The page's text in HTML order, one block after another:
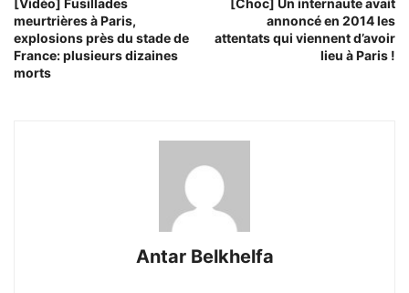
[Vidéo] Fusillades
meurtrières à Paris,
explosions près du stade de
France: plusieurs dizaines
morts
[Choc] Un internaute avait
annoncé en 2014 les
attentats qui viennent d’avoir
lieu à Paris !
Antar Belkhelfa